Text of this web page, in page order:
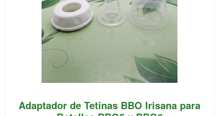
Adaptador de Tetinas BBO Irisana para